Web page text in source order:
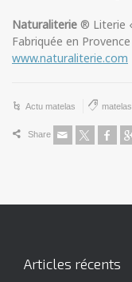
Naturaliterie ® Literie
Fabriquée en Provence
www.naturaliterie.com
Actu matelas matelas
Share
Articles récents